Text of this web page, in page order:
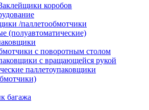
коробов
/паллетообмотчики
(полуавтоматические)
с поворотным столом
с вращающейся рукой
паллетоупаковщики
багажа